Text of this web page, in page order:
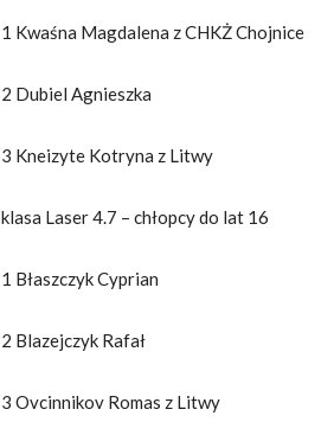
1 Kwaśna Magdalena z CHKŻ Chojnice
2 Dubiel Agnieszka
3 Kneizyte Kotryna z Litwy
klasa Laser 4.7 – chłopcy do lat 16
1 Błaszczyk Cyprian
2 Blazejczyk Rafał
3 Ovcinnikov Romas z Litwy